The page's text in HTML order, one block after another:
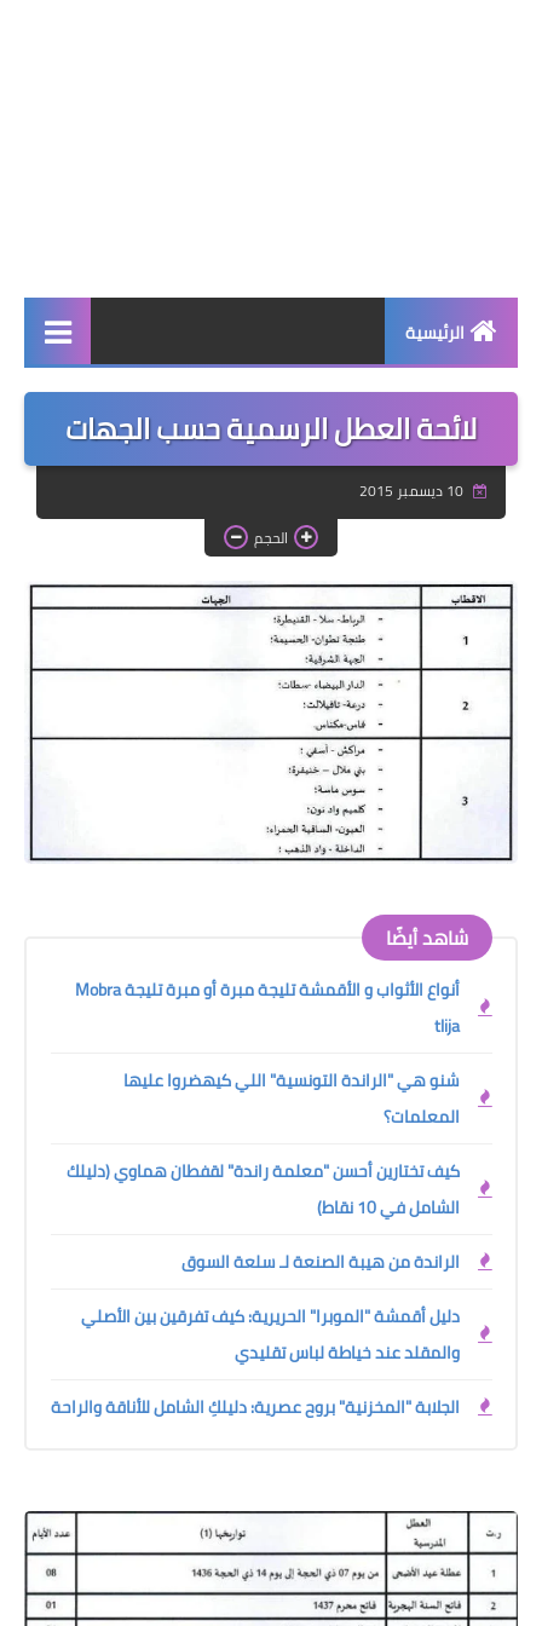
الرئيسية
صحة وجمال
نصائح ومعلومات
دروس الراندة للمبتدئات
اللباس التقليدي
لائحة العطل الرسمية حسب الجهات
10 ديسمبر 2015
الحجم
شاهد أيضًا
أنواع الأثواب و الأقمشة تليجة مبرة أو مبرة تليجة Mobra
tlija
شنو هي "الراندة التونسية" اللي كيهضروا عليها
المعلمات؟
كيف تختارين أحسن "معلمة راندة" لقفطان هماوي (دليلك
الشامل في 10 نقاط)
الراندة من هيبة الصنعة لـ سلعة السوق
دليل أقمشة "الموبرا" الحريرية: كيف تفرقين بين الأصلي
والمقلد عند خياطة لباس تقليدي
الجلابة "المخزنية" بروح عصرية: دليلكِ الشامل للأناقة والراحة